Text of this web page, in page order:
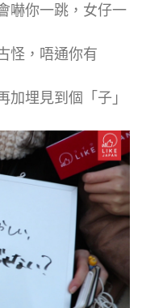
嚇你一跳，女仔一
怪，唔通你有
埋見到個「子」